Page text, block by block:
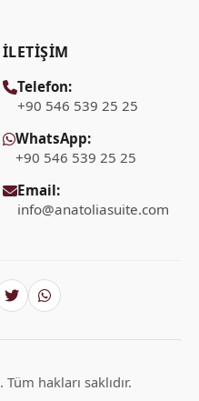
İLETIŞIM
Telefon:
+90 546 539 25 25
WhatsApp:
+90 546 539 25 25
Email:
info@anatoliasuite.com
. Tüm hakları saklıdır.